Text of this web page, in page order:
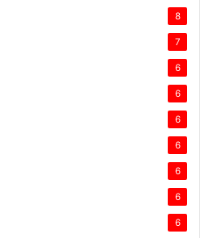
8
7
6
6
6
6
6
6
6